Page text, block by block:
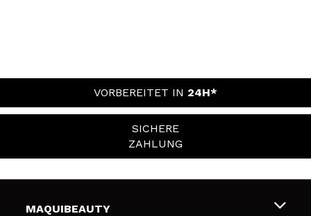
VORBEREITET IN 24H*
SICHERE
ZAHLUNG
MAQUIBEAUTY